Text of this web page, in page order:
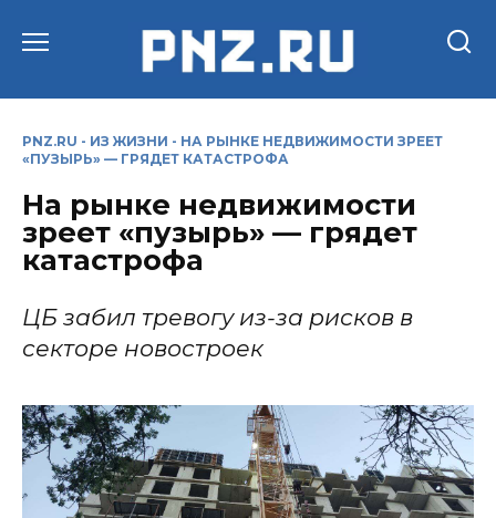
PNZ.RU - ИЗ ЖИЗНИ - НА РЫНКЕ НЕДВИЖИМОСТИ ЗРЕЕТ
«ПУЗЫРЬ» — ГРЯДЕТ КАТАСТРОФА
На рынке недвижимости
зреет «пузырь» — грядет
катастрофа
ЦБ забил тревогу из-за рисков в
секторе новостроек